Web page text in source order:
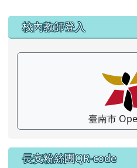
左邊區域內容
校內教師登入
臺南市
長安粉絲團QR-code